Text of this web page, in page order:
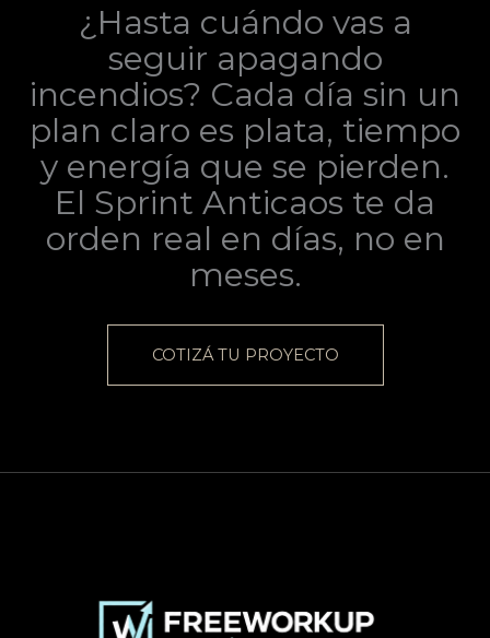
¿Hasta cuándo vas a
seguir apagando
incendios? Cada día sin un
plan claro es plata, tiempo
y energía que se pierden.
El Sprint Anticaos te da
orden real en días, no en
meses.
COTIZÁ TU PROYECTO